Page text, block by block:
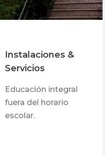
Instalaciones &
Servicios
Educación integral
fuera del horario
escolar.